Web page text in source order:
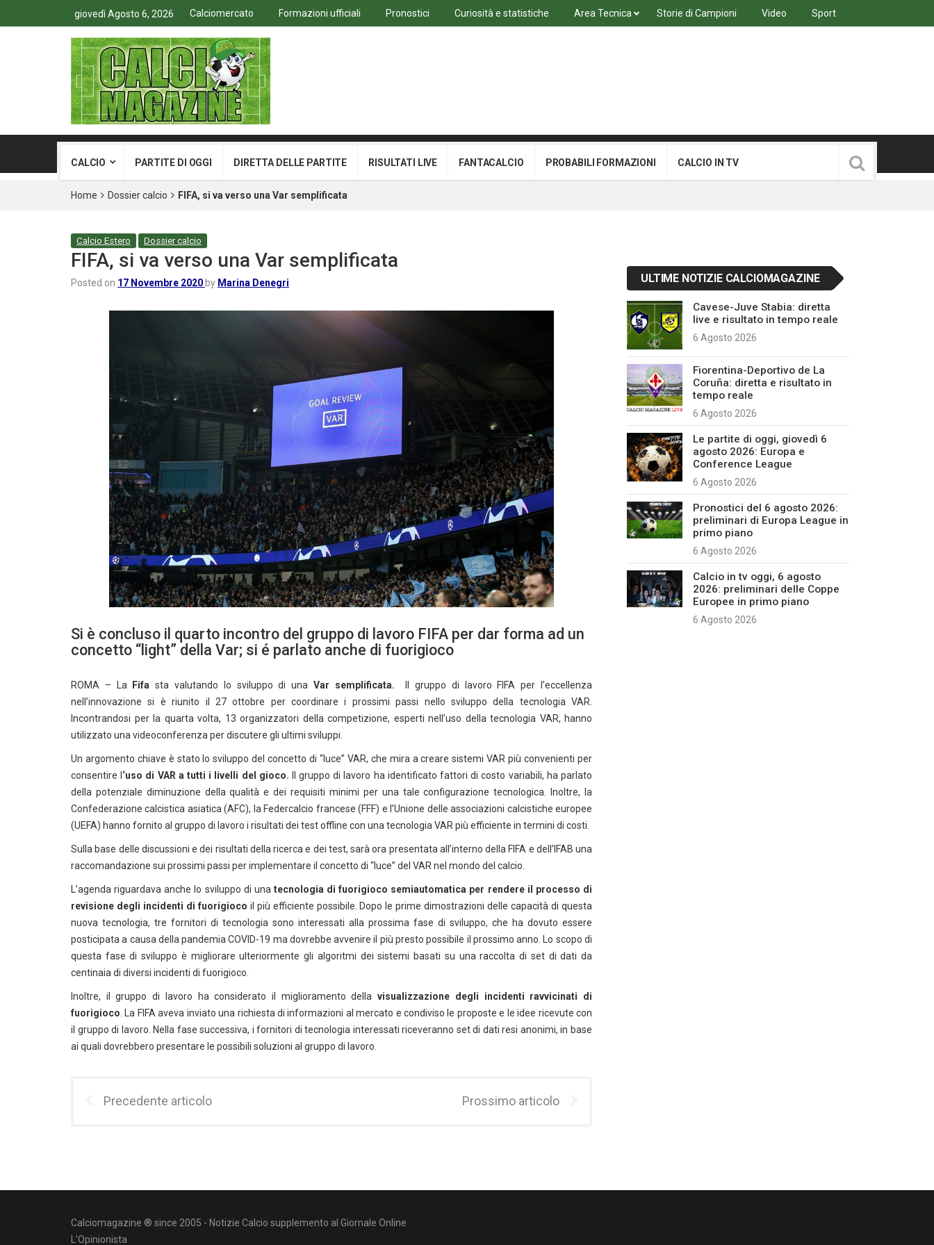
giovedì Agosto 6, 2026 Calciomercato Formazioni ufficiali Pronostici Curiosità e statistiche Area Tecnica Storie di Campioni Video Sport
CALCIO PARTITE DI OGGI DIRETTA DELLE PARTITE RISULTATI LIVE FANTACALCIO PROBABILI FORMAZIONI CALCIO IN TV
Home Dossier calcio FIFA, si va verso una Var semplificata
Calcio Estero Dossier calcio
FIFA, si va verso una Var semplificata
Posted on 17 Novembre 2020 by Marina Denegri
Si è concluso il quarto incontro del gruppo di lavoro FIFA per dar forma ad un
concetto “light” della Var; si é parlato anche di fuorigioco
ROMA – La Fifa sta valutando lo sviluppo di una Var semplificata. Il gruppo di lavoro FIFA per l’eccellenza
nell’innovazione si è riunito il 27 ottobre per coordinare i prossimi passi nello sviluppo della tecnologia VAR.
Incontrandosi per la quarta volta, 13 organizzatori della competizione, esperti nell’uso della tecnologia VAR, hanno
utilizzato una videoconferenza per discutere gli ultimi sviluppi.
Un argomento chiave è stato lo sviluppo del concetto di “luce” VAR, che mira a creare sistemi VAR più convenienti per
consentire l ‘uso di VAR a tutti i livelli del gioco. Il gruppo di lavoro ha identificato fattori di costo variabili, ha parlato
della potenziale diminuzione della qualità e dei requisiti minimi per una tale configurazione tecnologica. Inoltre, la
Confederazione calcistica asiatica (AFC), la Federcalcio francese (FFF) e l’Unione delle associazioni calcistiche europee
(UEFA) hanno fornito al gruppo di lavoro i risultati dei test offline con una tecnologia VAR più efficiente in termini di costi.
Sulla base delle discussioni e dei risultati della ricerca e dei test, sarà ora presentata all’interno della FIFA e dell’IFAB una
raccomandazione sui prossimi passi per implementare il concetto di “luce” del VAR nel mondo del calcio.
L’agenda riguardava anche lo sviluppo di una tecnologia di fuorigioco semiautomatica per rendere il processo di
revisione degli incidenti di fuorigioco il più efficiente possibile. Dopo le prime dimostrazioni delle capacità di questa
nuova tecnologia, tre fornitori di tecnologia sono interessati alla prossima fase di sviluppo, che ha dovuto essere
posticipata a causa della pandemia COVID-19 ma dovrebbe avvenire il più presto possibile il prossimo anno. Lo scopo di
questa fase di sviluppo è migliorare ulteriormente gli algoritmi dei sistemi basati su una raccolta di set di dati da
centinaia di diversi incidenti di fuorigioco.
Inoltre, il gruppo di lavoro ha considerato il miglioramento dellavisualizzazione degli incidenti ravvicinati di
fuorigioco . La FIFA aveva inviato una richiesta di informazioni al mercato e condiviso le proposte e le idee ricevute con
il gruppo di lavoro. Nella fase successiva, i fornitori di tecnologia interessati riceveranno set di dati resi anonimi, in base
ai quali dovrebbero presentare le possibili soluzioni al gruppo di lavoro.
Precedente articolo Prossimo articolo
ULTIME NOTIZIE CALCIOMAGAZINE
Cavese-Juve Stabia: diretta
live e risultato in tempo reale
6 Agosto 2026
Fiorentina-Deportivo de La
Coruña: diretta e risultato in
tempo reale
6 Agosto 2026
Le partite di oggi, giovedì 6
agosto 2026: Europa e
Conference League
6 Agosto 2026
Pronostici del 6 agosto 2026:
preliminari di Europa League in
primo piano
6 Agosto 2026
Calcio in tv oggi, 6 agosto
2026: preliminari delle Coppe
Europee in primo piano
6 Agosto 2026
Calciomagazine ® since 2005 - Notizie Calcio supplemento al Giornale Online
L'Opinionista